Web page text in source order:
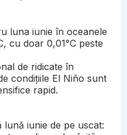
luna iunie în oceanele
cu doar 0,01°C peste
de ridicate în
condițiile El Niño sunt
rapid.
lună iunie de pe uscat: